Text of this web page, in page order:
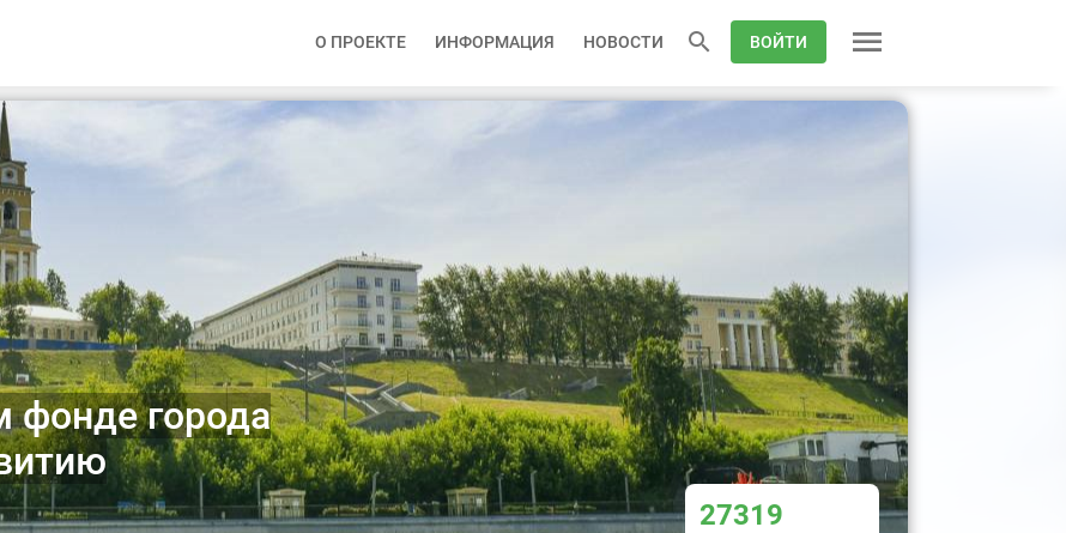
О ПРОЕКТЕ ИНФОРМАЦИЯ НОВОСТИ ВОЙТИ
фонде города
27319